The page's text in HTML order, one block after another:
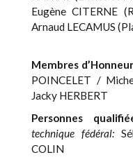
Eugène CITERNE
Arnaud LECAMUS
Membres d’Honneur
POINCELET /
Jacky HERBERT
Personnes
technique fédéral:
COLIN